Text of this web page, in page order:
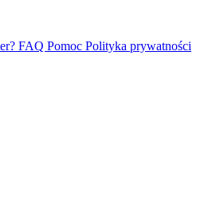
FAQ Pomoc Polityka prywatności